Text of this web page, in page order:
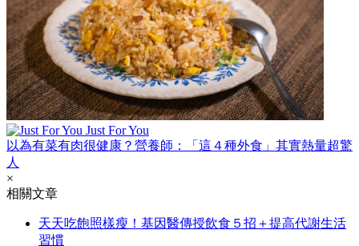
Just For You
以為有菜有肉很健康？營養師：「這４種外食」其實熱量超驚
人
×
相關文章
天天吃飽照樣瘦！基因醫傳授飲食５招＋提高代謝生活
習慣